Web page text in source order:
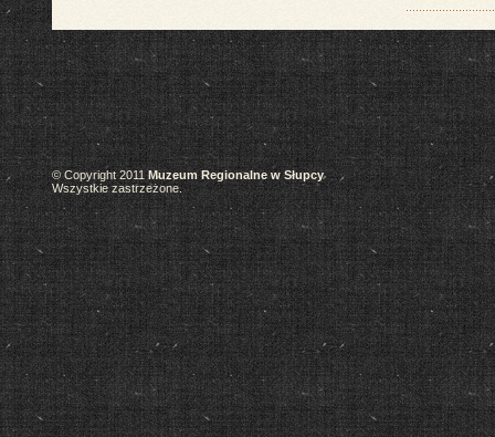
© Copyright 2011Muzeum Regionalne w Słupcy
Wszystkie zastrzeżone.